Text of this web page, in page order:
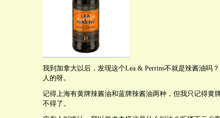
我到加拿大以后，发现这个Lea & Perrins不就是辣酱油吗
人的呀。
记得上海有黄牌辣酱油和蓝牌辣酱油两种，但我只记得黄
不得了。